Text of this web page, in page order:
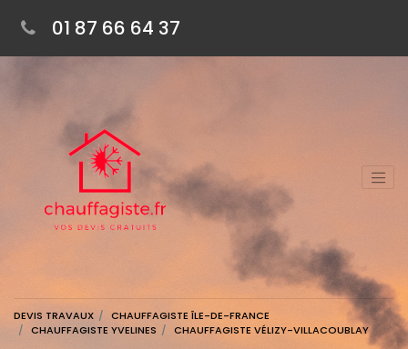
01 87 66 64 37
DEVIS TRAVAUX
CHAUFFAGISTE ÎLE-DE-FRANCE
CHAUFFAGISTE YVELINES
CHAUFFAGISTE VÉLIZY-VILLACOUBLAY